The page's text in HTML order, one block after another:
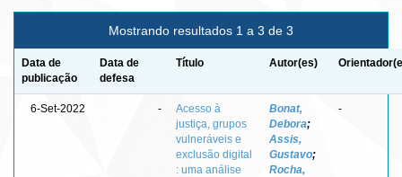
Mostrando resultados 1 a 3 de 3
Data de
publicação
Data de
defesa
Título Autor(es)
6-Set-2022 -
Acesso à
justiça, grupos
vulneráveis e
exclusão digital
: uma análise
Bonat,
Debora;
Assis,
Gustavo;
Rocha,
-